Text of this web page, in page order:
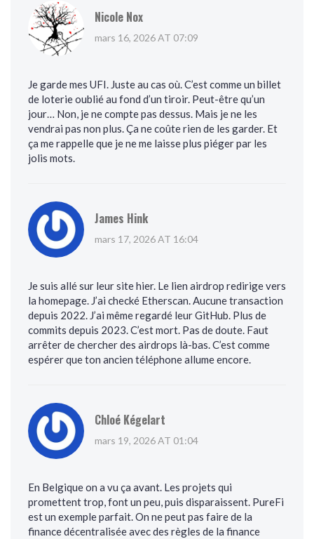
Nicole Nox
mars 16, 2026 AT 07:09
Je garde mes UFI. Juste au cas où. C’est comme un billet
de loterie oublié au fond d’un tiroir. Peut-être qu’un
jour… Non, je ne compte pas dessus. Mais je ne les
vendrai pas non plus. Ça ne coûte rien de les garder. Et
ça me rappelle que je ne me laisse plus piéger par les
jolis mots.
James Hink
mars 17, 2026 AT 16:04
Je suis allé sur leur site hier. Le lien airdrop redirige vers
la homepage. J’ai checké Etherscan. Aucune transaction
depuis 2022. J’ai même regardé leur GitHub. Plus de
commits depuis 2023. C’est mort. Pas de doute. Faut
arrêter de chercher des airdrops là-bas. C’est comme
espérer que ton ancien téléphone allume encore.
Chloé Kégelart
mars 19, 2026 AT 01:04
En Belgique on a vu ça avant. Les projets qui
promettent trop, font un peu, puis disparaissent. PureFi
est un exemple parfait. On ne peut pas faire de la
finance décentralisée avec des règles de la finance